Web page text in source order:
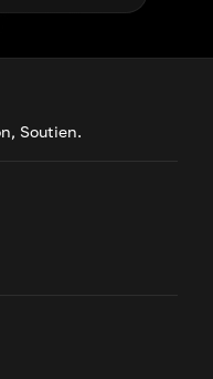
Soutien.